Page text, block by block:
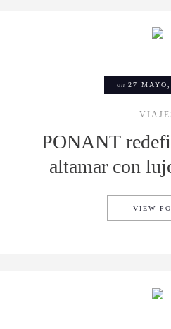
on 27
PONANT
altamar con
VIEW